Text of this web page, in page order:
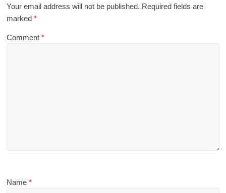
Your email address will not be published. Required fields are
marked*
Comment*
Name*